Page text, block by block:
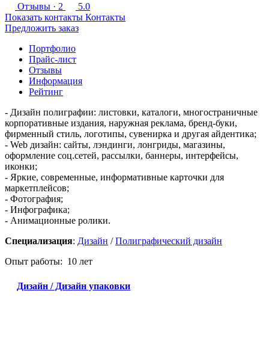
Отзывы · 2
5.0
Показать контакты Контакты
Предложить заказ
Портфолио
Прайс-лист
Отзывы
Информация
Рейтинг
- Дизайн полиграфии: листовки, каталоги, многостраничные
корпоративные издания, наружная реклама, бренд-буки,
фирменный стиль, логотипы, сувенирка и другая айдентика;
- Web дизайн: сайты, лэндинги, лонгриды, магазины,
оформление соц.сетей, рассылки, баннеры, интерфейсы,
иконки;
- Яркие, современные, информативные карточки для
маркетплейсов;
- Фотография;
- Инфографика;
- Анимационные ролики.
Специализация: Дизайн /Полиграфический дизайн
Опыт работы: 10 лет
Дизайн / Дизайн упаковки